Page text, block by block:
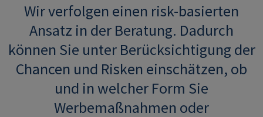
Wir verfolgen einen risk-basierten
Ansatz in der Beratung. Dadurch
können Sie unter Berücksichtigung der
Chancen und Risken einschätzen, ob
und in welcher Form Sie
Werbemaßnahmen oder